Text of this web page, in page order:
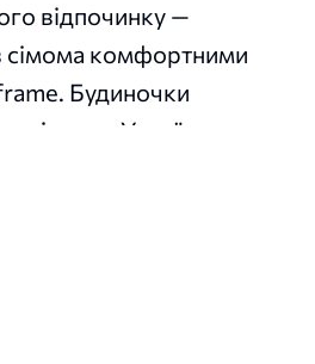
відпочинку —
сімома комфортними
Будиночки
села Українка, на